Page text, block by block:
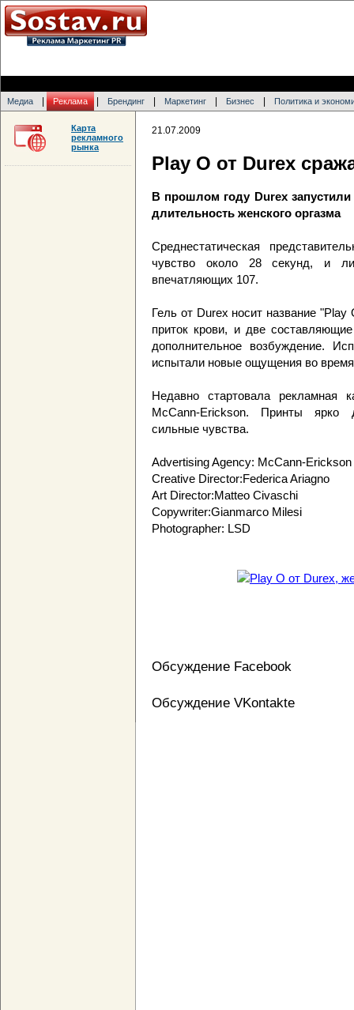
Медиа Реклама Брендинг Маркетинг Бизнес Политика и
21.07.2009
Play O от Durex
В прошлом году Durex
длительность женского оргазма
Среднестатическая
чувство около 28 секунд, и
впечатляющих 107.
Гель от Durex носит название
приток крови, и две
дополнительное возбуждение.
испытали новые ощущения во время
Недавно стартовала рекламная
McCann-Erickson. Принты ярко
сильные чувства.
Advertising Agency: McCann-Erickson
Creative Director:Federica Ariagno
Art Director:Matteo Civaschi
Copywriter:Gianmarco Milesi
Photographer: LSD
Обсуждение Facebook
Обсуждение VKontakte
Карта
рекламного
рынка